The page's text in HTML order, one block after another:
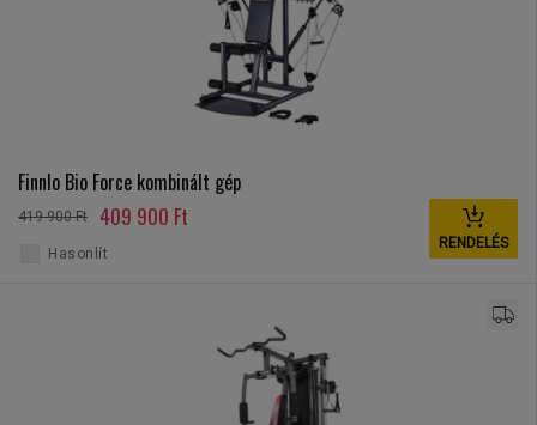
Finnlo Bio Force kombinált gép
419 900 Ft 409 900 Ft
RENDELÉS
Hasonlít